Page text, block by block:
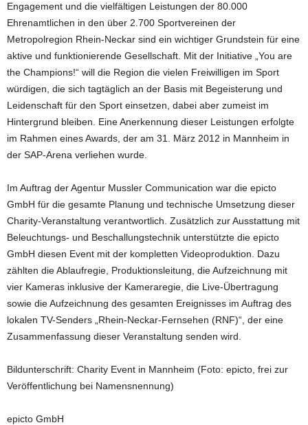
Engagement und die vielfältigen Leistungen der 80.000
Ehrenamtlichen in den über 2.700 Sportvereinen der
Metropolregion Rhein-Neckar sind ein wichtiger Grundstein für eine
aktive und funktionierende Gesellschaft. Mit der Initiative „You are
the Champions!“ will die Region die vielen Freiwilligen im Sport
würdigen, die sich tagtäglich an der Basis mit Begeisterung und
Leidenschaft für den Sport einsetzen, dabei aber zumeist im
Hintergrund bleiben. Eine Anerkennung dieser Leistungen erfolgte
im Rahmen eines Awards, der am 31. März 2012 in Mannheim in
der SAP-Arena verliehen wurde.
Im Auftrag der Agentur Mussler Communication war die epicto
GmbH für die gesamte Planung und technische Umsetzung dieser
Charity-Veranstaltung verantwortlich. Zusätzlich zur Ausstattung mit
Beleuchtungs- und Beschallungstechnik unterstützte die epicto
GmbH diesen Event mit der kompletten Videoproduktion. Dazu
zählten die Ablaufregie, Produktionsleitung, die Aufzeichnung mit
vier Kameras inklusive der Kameraregie, die Live-Übertragung
sowie die Aufzeichnung des gesamten Ereignisses im Auftrag des
lokalen TV-Senders „Rhein-Neckar-Fernsehen (RNF)“, der eine
Zusammenfassung dieser Veranstaltung senden wird.
Bildunterschrift: Charity Event in Mannheim (Foto: epicto, frei zur
Veröffentlichung bei Namensnennung)
epicto GmbH